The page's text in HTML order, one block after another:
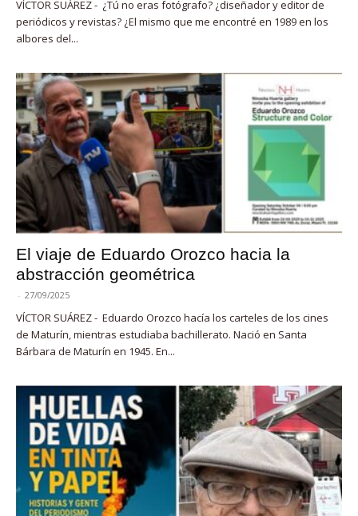
VÍCTOR SUÁREZ - ¿Tú no eras fotógrafo? ¿diseñador y editor de
periódicos y revistas? ¿El mismo que me encontré en 1989 en los
albores del...
El viaje de Eduardo Orozco hacia la
abstracción geométrica
- 27/09/2025
VÍCTOR SUÁREZ - Eduardo Orozco hacía los carteles de los cines
de Maturín, mientras estudiaba bachillerato. Nació en Santa
Bárbara de Maturín en 1945. En...